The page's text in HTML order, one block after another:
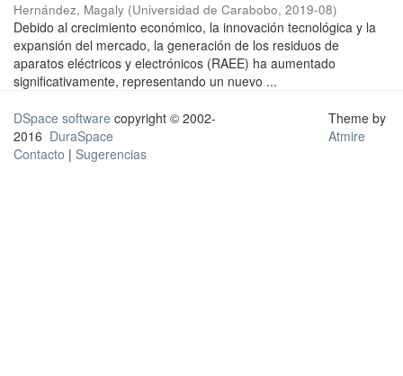
Hernández, Magaly (Universidad de Carabobo, 2019-08)
Debido al crecimiento económico, la innovación tecnológica y la
expansión del mercado, la generación de los residuos de
aparatos eléctricos y electrónicos (RAEE) ha aumentado
significativamente, representando un nuevo ...
DSpace software copyright © 2002-
2016 DuraSpace
Contacto | Sugerencias
Theme by
Atmire